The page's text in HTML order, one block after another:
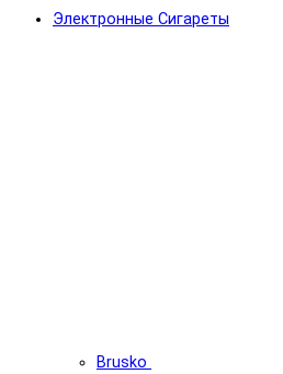
Электронные Сигареты
Brusko